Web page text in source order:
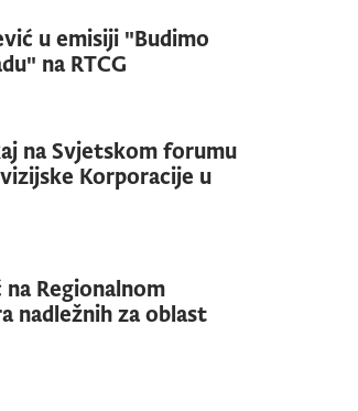
u emisiji "Budimo
na RTCG
na Svjetskom forumu
Korporacije u
Regionalnom
nadležnih za oblast